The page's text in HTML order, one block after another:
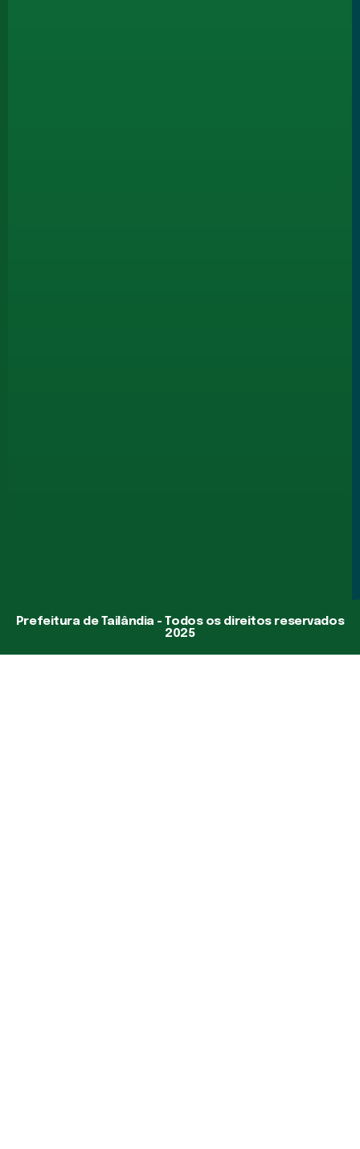
Prefeitura de Tailândia - Todos os direitos reservados
2025